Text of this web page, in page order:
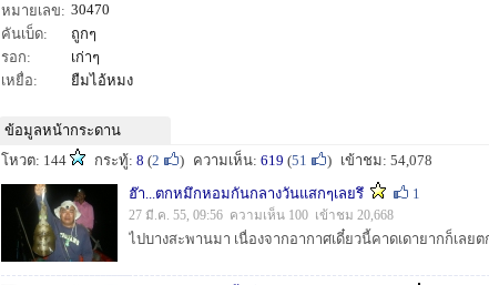
หมายเลข: 30470
คันเบ็ด:
ถูกๆ
รอก:
เก่าๆ
เหยื่อ:
ยืมไอ้หมง
ข้อมูลหน้ากระดาน
โหวต: 144
กระทู้: 8 (2 ) ความเห็น: 619 (51 ) เข้าชม: 54,078
ฮ๊า...ตกหมึกหอมกันกลางวันแสกๆเลยรึ
1
27 มี.ค. 55, 09:56 ความเห็น 100 เข้าชม 20,668